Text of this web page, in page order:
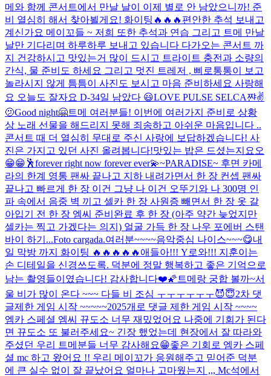
메와 함께 콘서트에서 만날 날이 이제 별로 안 남았으니까! 준
비 열심히 해서 찾아뵐게요! 화이팅🔥🔥🔥 편안한 추석 보내고
계신가요 메이꼬들 ~ 저희 또한 추석과 연습 그리고 트메 만날
날만 기다리며 하루하루 보내고 있습니다 다가오는 콘서트 까
지 건강하시고 맛있는거 많이 드시고 트라이트 충전과 소량의
간식, 물 준비도 하세요 그리고 멋진 트레저 , 삐로통통이 보고
놀라시지 않게 틈틈이 사진도 보시고 마음 준비하세요 사랑해
요 오늘도 잘자요 D-34일 남았다 😃LOVE PULSE SELCA쨘✌️
🫤Good night🤗트메 여러분들! 이번에 여러가지 준비로 상황
상 노래 선물을 해드리지 못해 죄송하고 아쉬운 마음입니다 ..
콘서트 때 더 열심히 무대로 주신 사랑에 보답하겠습니다! 사
진은 가지고 있던 사진 올려봅니다!맛있는 밥은 드셨는지요오
😁😁 🕺forever right now forever ever💫~PARADISE~ 후면 카메
라의 한계 영통 팬싸 끝나고 지하 내려가면서 한 장 컨셉 팬싸
끝나고 빠르게 한 장 이건 그냥 나 이건 오뚜기와 나 300명 인
파 속에서 음중 벽 끼고 셀카 한 장 사원증 빼면서 한 장 옷 갈
아입기 전 한 장 엠씨 준비완료 후 한 장 (아주 약간 늦었지만
셀카는 찍고 가겠다는 의지) 얼굴 가득 한 장 나우 포에버 스탠
바이 하기...Foto cargada.여러분~~~~음악중심 나이스~~~😋내
일 막방 까지 화이팅 🔥🔥🔥🔥🔥 애들아!!! Y로와!!! 지훈이는
손 디테일을 신경쓰도록. 덕분에 정말 행복하고 좋은 기억으로
남는 촬영들이였습니다! 감사합니다❤️🌠 트메랑 궁합 볼까~서
울 비가 많이 온다 ~~~ 다들 비 조심 ㅜㅜㅜㅜㅜㅜ😈😇2차 댓
글제한 게임 시작 ~~~~~2025개로 댓글 제한 게임 시작 ~~~~
엠카 스페셜 엠씨 뀨도소 너무 재밌었어요 나중에 기회가 된다
면 뀨도소 또 불러주세요~ 긴장 했었는데 현장에서 잘 따라와
주셨던 우리 트메분들 너무 감사해요😁좋은 기회로 엠카 스페
셜 mc 하고 왔어요 !! 우리 메이꼬가 응원해주고 믿어준 덕분
에 큰 실수 없이 잘 끝났어요 얼마나 고마웠는지 ,,, Mc석에서